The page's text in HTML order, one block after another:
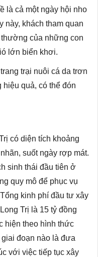
là cả một ngày hội nho
này, khách tham quan
của những con
lớn biển khơi.
trại nuôi cá da trơn
hiệu quả, có thể đón
có diện tích khoảng
suốt ngày rợp mát.
sinh thái đầu tiên ở
quy mô để phục vụ
kinh phí đầu tư xây
Trị là 15 tỷ đồng
hiện theo hình thức
đoạn nào là đưa
với việc tiếp tục xây